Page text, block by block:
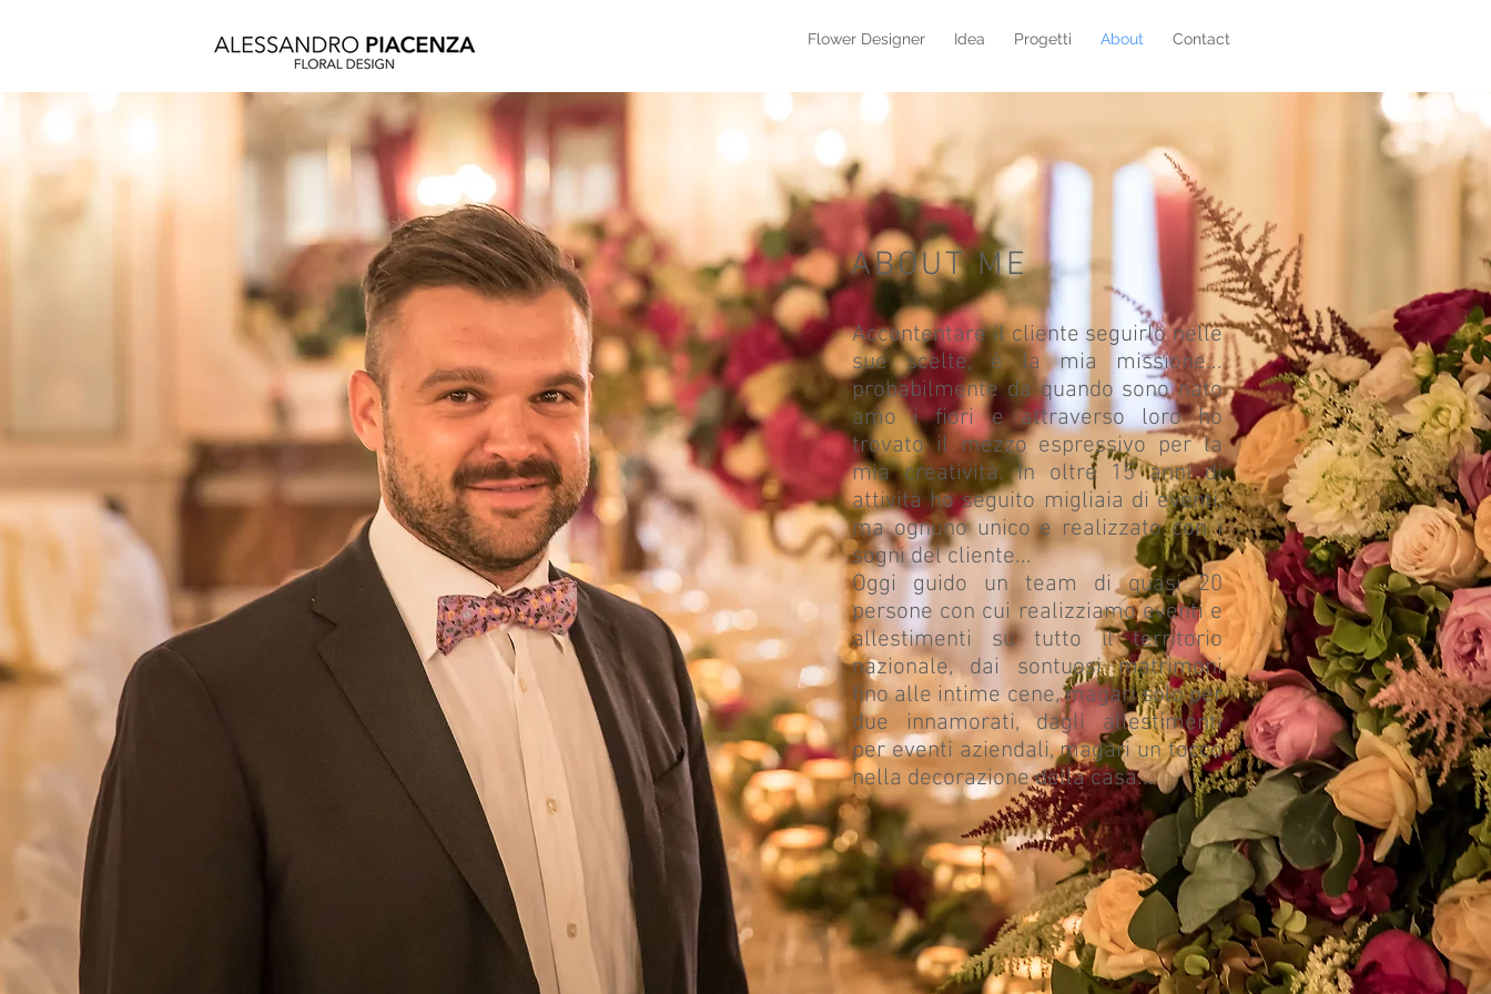
Flower Designer Idea Progetti About Contact
ABOUT ME
Accontentare il cliente seguirlo nelle
sue scelte, è la mia missione...
probabilmente da quando sono nato
amo i fiori e attraverso loro ho
trovato il mezzo espressivo per la
mia creatività. In oltre 15 anni di
attività ho seguito migliaia di eventi,
ma ognuno unico e realizzato con i
sogni del cliente...
Oggi guido un team di quasi 20
persone con cui realizziamo eventi e
allestimenti su tutto il territorio
nazionale, dai sontuosi matrimoni
fino alle intime cene, magari solo per
due innamorati, dagli allestimenti
per eventi aziendali, magari un tocco
nella decorazione della casa...